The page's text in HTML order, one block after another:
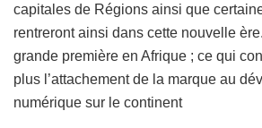
capitales de Régions ainsi que
rentreront ainsi dans cette nouvelle
grande première en Afrique ; ce qui
plus l’attachement de la marque au
numérique sur le continent